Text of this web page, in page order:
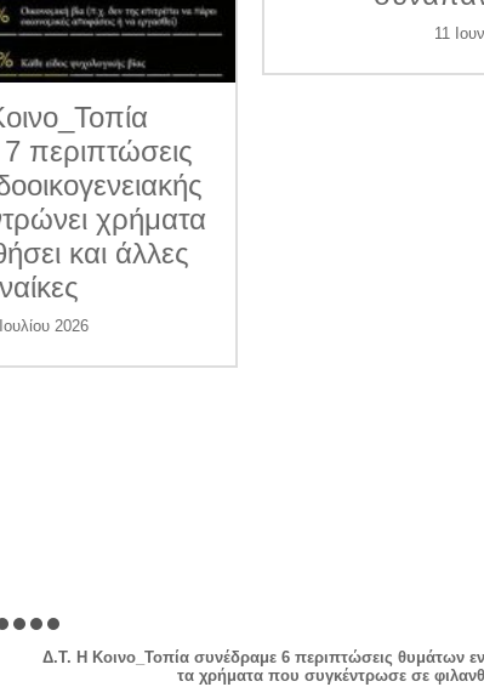
περιπτώσεις
χρήματα
και άλλες
2026
11
Δ.Τ. Η Κοινο_Τοπία συνέδραμε 6 περιπτώσεις θυμάτων
τα χρήματα που συγκέντρωσε σε